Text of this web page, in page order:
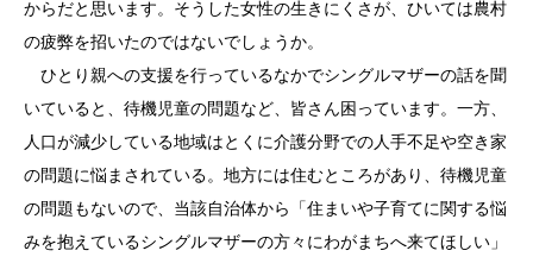
からだと思います。そうした女性の生きにくさが、ひいては農村
の疲弊を招いたのではないでしょうか。
ひとり親への支援を行っているなかでシングルマザーの話を聞
いていると、待機児童の問題など、皆さん困っています。一方、
人口が減少している地域はとくに介護分野での人手不足や空き家
の問題に悩まされている。地方には住むところがあり、待機児童
の問題もないので、当該自治体から「住まいや子育てに関する悩
みを抱えているシングルマザーの方々にわがまちへ来てほしい」